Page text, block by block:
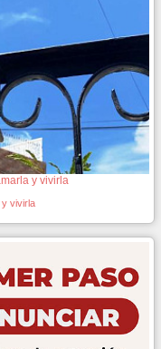
y vivirla
y vivirla